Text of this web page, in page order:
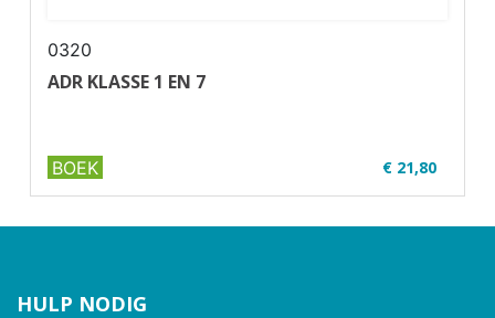
0320
ADR KLASSE 1 EN 7
€ 21,80
✔ Uitgever: Verjo B.V.
✔ U01-2 ADR
BOEK
HULP NODIG